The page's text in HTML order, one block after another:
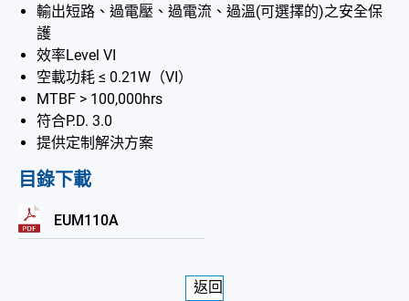
輸出短路、過電壓、過電流、過溫(可選擇的)之安全保
護
效率Level VI
空載功耗 ≤ 0.21W（VI）
MTBF > 100,000hrs
符合P.D. 3.0
提供定制解決方案
目錄下載
EUM110A
返回